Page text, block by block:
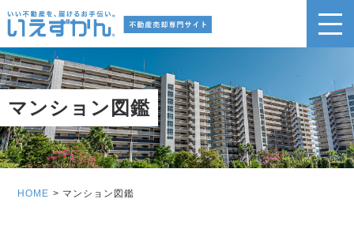
マンション図鑑
HOME マンション図鑑